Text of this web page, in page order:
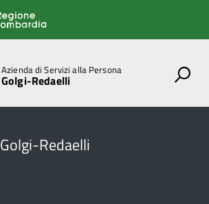
Azienda di Servizi alla Persona
Golgi-Redaelli
Golgi-Redaelli